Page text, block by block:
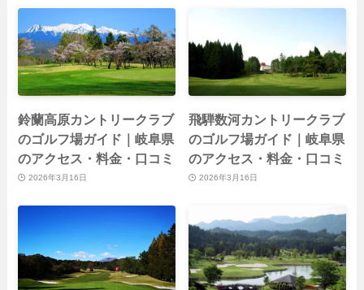
鈴蘭高原カントリークラブ
のゴルフ場ガイド｜岐阜県
のアクセス・料金・口コミ
2026年3月16日
飛騨数河カントリークラブ
のゴルフ場ガイド｜岐阜県
のアクセス・料金・口コミ
2026年3月16日